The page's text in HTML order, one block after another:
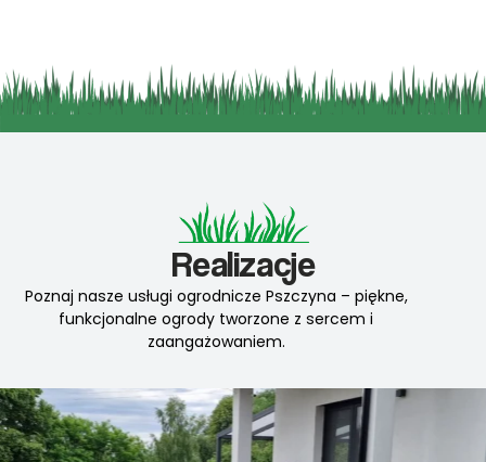
Realizacje
Poznaj nasze usługi ogrodnicze Pszczyna – piękne,
funkcjonalne ogrody tworzone z sercem i
zaangażowaniem.